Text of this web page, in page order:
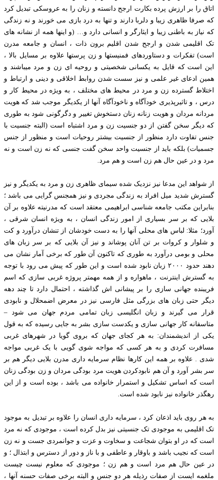
اتاق را بر ارزش پرده بکارت ارجح دانسته و زنان را به عروسکی تبدیل کرد
که صرفا ظاهری زیبا و دلربا دارند و تنها به درد بازی می خورند و نه زندگی
که نیاز به باطنی زیبا و ایثارگر و انسانی دارد و… (و اینها همه از نشانه های
تک اقلیمی شدن و ارجح شدن اقلیم برون ذات ، انسان و جامعه مدرن
است) تفکرات و دستاوردهای فمنیستها و زن پرستها علاوه بر مسایل بالا ،
این است که قایل به یکسانی شخصیتی و روحیه ای زن و مرد میباشند و
همین ادعای غیر علمی و نیز سست شدن روابط اخلاقی و دینی و ارتباط و
اختلاط گسترده زن و مرد در محیط های مختلف ، به ویژه در محیط کار و
درس ، و تاثیرپذیری خودآگاه و ناخودآگاه آنها از یکدیگر موجب شد که هویت
مردانه مردان و هویت زنانه زنان دستخوش تغییر و دگرگونی شود به طوری
که دیگر سخن گفتن از دو جنسیت زن و مرد اشتباه است (البته جنسیت با
جنس تفاوت دارد منظور از جنسیت بیشتر روحیات است و منظور از جنس
جسمیات) بلکه باید از جنسیت واحد سخن گفت جنسی که نه زن است و نه
مرد و در عین حال هم زن است و هم مرد.
از شواهد این مدعا نیز نزدیک شده سیمای ظاهری زن و مرد به یکدیگر و نیز
گسترش شدید میل افراد به زندگی مجردی و نیز همجنس گرایی می باشد ؛
بنابراین مکتب جامعه شناسی ابراهیمی معتقد است که مدرنیته علاوه بر آن
بلایی که بر سر بسیاری از امور زندگی انسان ، به ویژه انسان شرقی ،
آورد؛ مثلا: لباس های محلی آنها را به دست خودشان از تنشان درآورد و کت
و شلوار و کروات بر تن آنان پوشاند و نیز آن بلایی که بر سر زبان های
محلی و بومی درآورد به طوری که تاکنون آن طور که برخی آمار نشان می
دهند حدود ۲۰۰۰ زبان نابود شده است و این طور که پیش می رود با توجه
به گسترش اینترنت ، ماهواره و از همه مهمتر پروژه غربی سازی که اسم
فریبنده جهانی سازی را بر پیشانی اش گذاشته ، احتمال دارد تا چند دهه
دیگر حتی زبان های بزرگی مثل فارسی نیز در معرض اضمحلال و نابودی
قرار می گیرند و زبان انگلیسی زبان تمامی مردم جهان می شود –
متاسفانه کار جهانی سازی و یکدست سازی بشر به جایی رسیده که به قول
یکی از اندیشمندان: به هر کجای جهان که بروی گویا در شهرهای غربی
مسافرت کردی و به هر کسی که مواجه شوی گویی با یک غربی مواجه
شدی . علاوه بر همه این کارها نظام سرمایه داری مدرن بلایی دیگر هم بر
سر بشر آورد و آن هم نابودکردن هویت مرد بودگی مردان و زن بودگی زنان
است که اساس تشکیل و استمرار خانواده می باشد ، بوده است و از این
رهگذر خانواده نیز نابود شده است.
به هر روی باید اذعان کرد ، سرمایه داری انسان را علاوه بر تبدیل به موجود
تک اقلیمی به موجودی تک جنسیتی نیز بدل کرده است ، موجودی که نه مرد
است که در او بتوان شجاعت و سخاوت و عزت و جوانمردی جست و نه زن
است که نجیب باشد و باوقار و عاطفی و با ناز و دور از دسترس و ابتذال ؛ و
در عین حال هم مرد است و هم زن ؛ موجودی که معلوم نیست چیست
ملغمه ایست از صفات رذیله هر دو جنس و البته برخی صفات حسنه آنها ،